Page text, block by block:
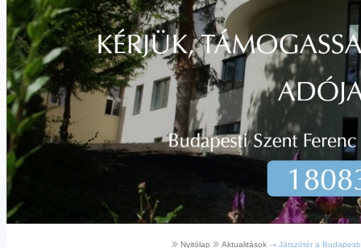
Nyitólap Aktualitások Játszótér a